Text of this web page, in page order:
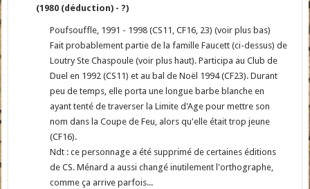
(1980 (déduction) - ?)
Poufsouffle, 1991 - 1998 (CS11, CF16, 23) (voir plus bas)
Fait probablement partie de la famille Faucett (ci-dessus) de
Loutry Ste Chaspoule (voir plus haut). Participa au Club de
Duel en 1992 (CS11) et au bal de Noël 1994 (CF23). Durant
peu de temps, elle porta une longue barbe blanche en
ayant tenté de traverser la Limite d'Age pour mettre son
nom dans la Coupe de Feu, alors qu'elle était trop jeune
(CF16).
Ndt : ce personnage a été supprimé de certaines éditions
de CS. Ménard a aussi changé inutilement l'orthographe,
comme ça arrive parfois...